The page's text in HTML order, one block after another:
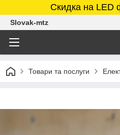
Скидка на LED
Slovak-mtz
Товари та послуги